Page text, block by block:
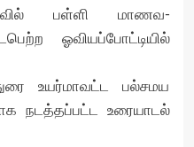
பள்ளி மாணவ-
ஓவியப்போட்டியில்
உயர்மாவட்ட பல்சமய
நடத்தப்பட்ட உரையாடல்